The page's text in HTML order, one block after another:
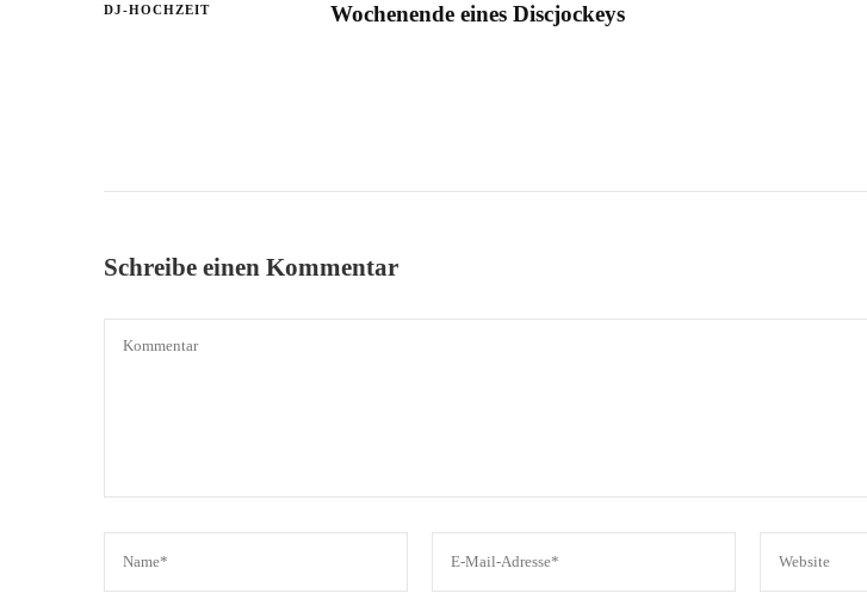
DJ-HOCHZEIT Wochenende eines Discjockeys
Schreibe einen Kommentar